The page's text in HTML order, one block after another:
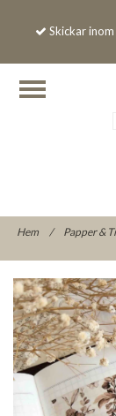
Skickar
Hem / Papper &